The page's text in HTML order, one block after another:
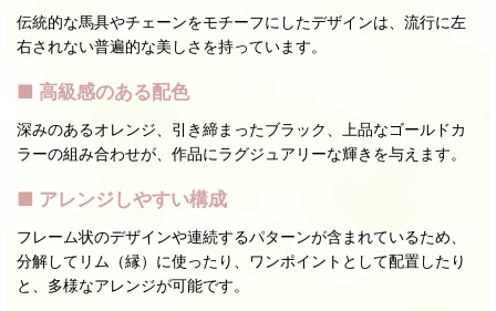
伝統的な馬具やチェーンをモチーフにしたデザインは、流行に左
右されない普遍的な美しさを持っています。
■ 高級感のある配色
深みのあるオレンジ、引き締まったブラック、上品なゴールドカ
ラーの組み合わせが、作品にラグジュアリーな輝きを与えます。
■ アレンジしやすい構成
フレーム状のデザインや連続するパターンが含まれているため、
分解してリム（縁）に使ったり、ワンポイントとして配置したり
と、多様なアレンジが可能です。